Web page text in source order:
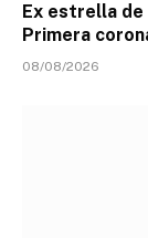
Ex estrella de
Primera
08/08/2026